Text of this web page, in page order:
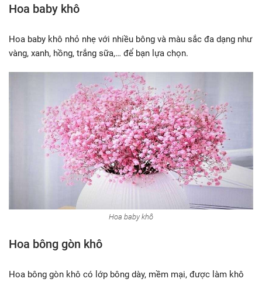
Hoa baby khô
Hoa baby khô nhỏ nhẹ với nhiều bông và màu sắc đa dạng như
vàng, xanh, hồng, trắng sữa,… để bạn lựa chọn.
Hoa baby khô
Hoa bông gòn khô
Hoa bông gòn khô có lớp bông dày, mềm mại, được làm khô